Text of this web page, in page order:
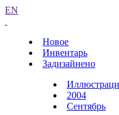
EN
Новое
Инвентарь
Задизайнено
2004
Сентябрь